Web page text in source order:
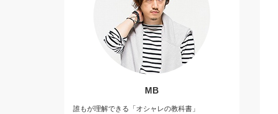
MB
誰もが理解できる「オシャレの教科書」